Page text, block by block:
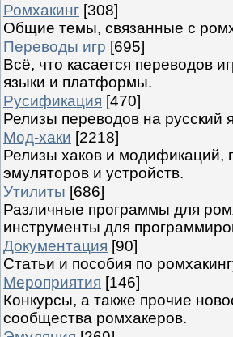
Ромхакинг [308]
Общие темы, связанные с
Переводы игр [695]
Всё, что касается переводов
языки и платформы.
Русификация [470]
Релизы переводов на русский
Мод-хаки [2218]
Релизы хаков и модификаций,
эмуляторов и устройств.
Утилиты [686]
Различные программы для
инструменты для
Документация [90]
Статьи и пособия по
Мероприятия [146]
Конкурсы, а также прочие
сообщества ромхакеров.